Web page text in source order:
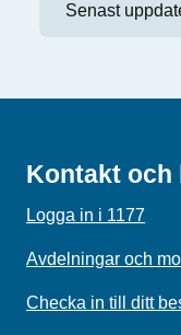
Senast
Kontakt och
Logga in i 1177
Avdelningar och
Checka in till ditt